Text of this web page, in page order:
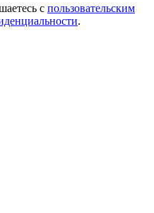
с пользовательским
.